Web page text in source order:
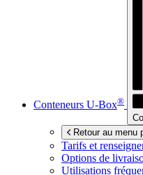
Conteneurs U-Box®
Retour au menu
Tarifs et
Options de
Utilisations